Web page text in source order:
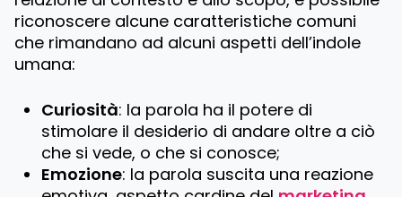
riconoscere alcune caratteristiche comuni
che rimandano ad alcuni aspetti dell’indole
umana:
Curiosità: la parola ha il potere di
stimolare il desiderio di andare oltre a ciò
che si vede, o che si conosce;
Emozione: la parola suscita una reazione